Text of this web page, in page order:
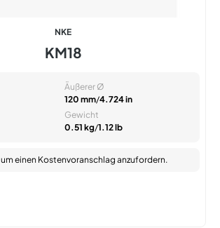
NKE
KM18
Äußerer Ø
120 mm/4.724 in
Gewicht
0.51 kg/1.12 lb
um einen Kostenvoranschlag anzufordern.